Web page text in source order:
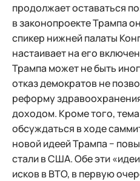
продолжает оставаться
в законопроекте Трампа
спикер нижней палаты
настаивает на его
Трампа может не быть
отказ демократов не
реформу
доходом. Кроме того,
обсуждаться в ходе
новой идеей Трампа −
стали в США. Обе эти
исков в ВТО, в первую